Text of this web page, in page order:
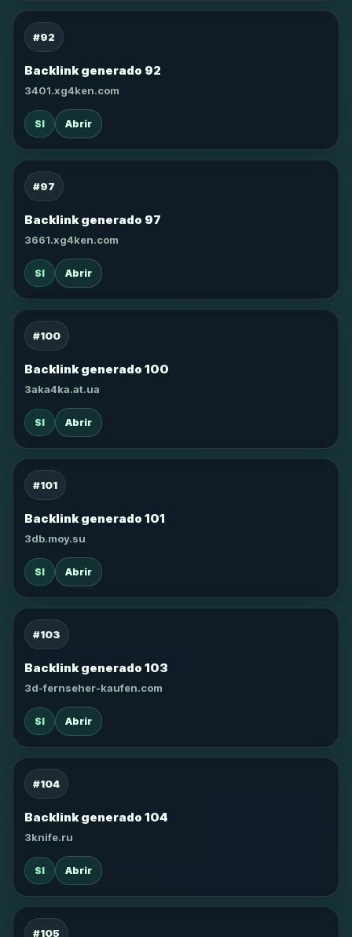
#92
Backlink generado 92
3401.xg4ken.com
SI Abrir
#97
Backlink generado 97
3661.xg4ken.com
SI Abrir
#100
Backlink generado 100
3aka4ka.at.ua
SI Abrir
#101
Backlink generado 101
3db.moy.su
SI Abrir
#103
Backlink generado 103
3d-fernseher-kaufen.com
SI Abrir
#104
Backlink generado 104
3knife.ru
SI Abrir
#105